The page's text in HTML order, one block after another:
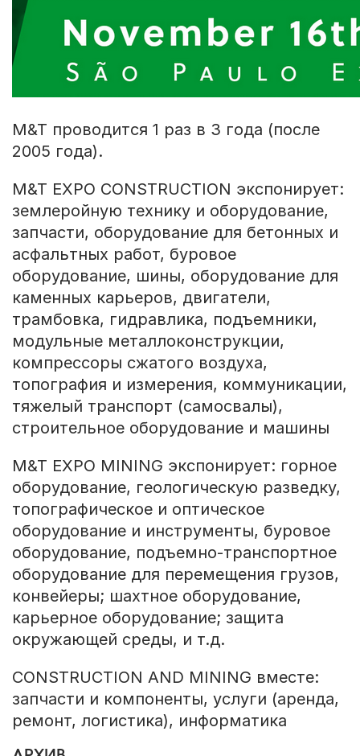
M&T проводится 1 раз в 3 года (после
2005 года).
M&T EXPO CONSTRUCTION экспонирует:
землеройную технику и оборудование,
запчасти, оборудование для бетонных и
асфальтных работ, буровое
оборудование, шины, оборудование для
каменных карьеров, двигатели,
трамбовка, гидравлика, подъемники,
модульные металлоконструкции,
компрессоры сжатого воздуха,
топография и измерения, коммуникации,
тяжелый транспорт (самосвалы),
строительное оборудование и машины
M&T EXPO MINING экспонирует: горное
оборудование, геологическую разведку,
топографическое и оптическое
оборудование и инструменты, буровое
оборудование, подъемно-транспортное
оборудование для перемещения грузов,
конвейеры; шахтное оборудование,
карьерное оборудование; защита
окружающей среды, и т.д.
CONSTRUCTION AND MINING вместе:
запчасти и компоненты, услуги (аренда,
ремонт, логистика), информатика